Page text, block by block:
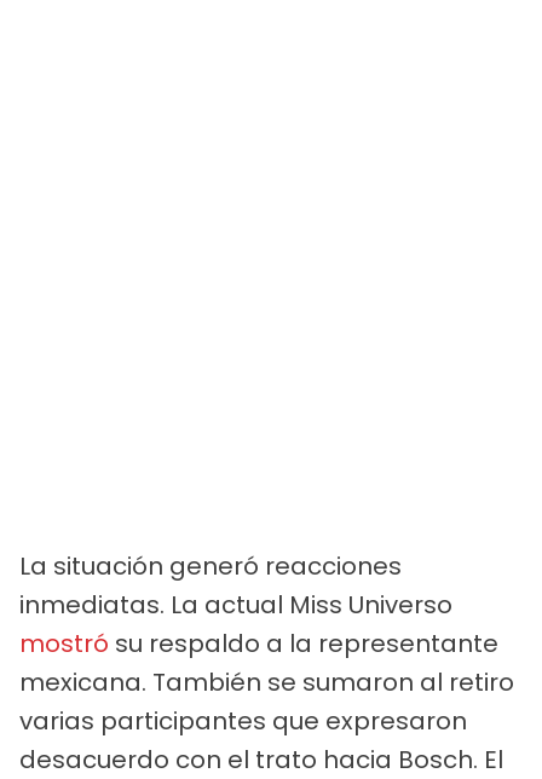
La situación generó reacciones
inmediatas. La actual Miss Universo
mostró su respaldo a la representante
mexicana. También se sumaron al retiro
varias participantes que expresaron
desacuerdo con el trato hacia Bosch. El